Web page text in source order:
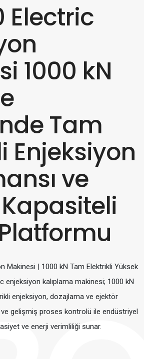
Electric
1000 kN
Tam
Enjeksiyon
ve
Makinesi | 1000 kN Tam Elektrikli Yüksek
enjeksiyon kalıplama makinesi; 1000 kN
enjeksiyon, dozajlama ve ejektör
gelişmiş proses kontrolü ile endüstriyel
ve enerji verimliliği sunar.